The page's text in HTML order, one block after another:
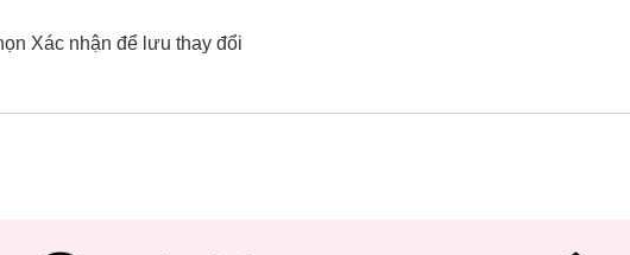
Xác nhận để lưu thay đổi